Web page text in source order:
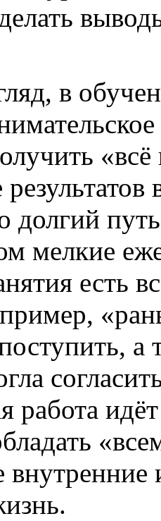
в
долгий
мелкие
есть
работа